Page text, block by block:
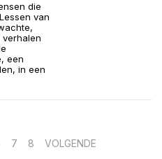
die
van
een
in een
7 8 VOLGENDE